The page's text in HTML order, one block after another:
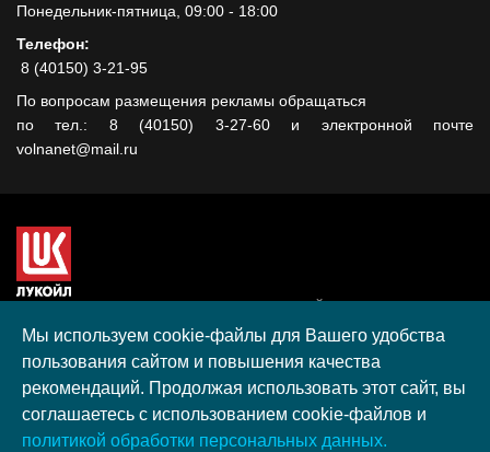
Понедельник-пятница, 09:00 - 18:00
Телефон:
8 (40150) 3-21-95
По вопросам размещения рекламы обращаться
по тел.: 8 (40150) 3-27-60 и электронной почте
volnanet@mail.ru
гранта, полученного в рамках XIII Конкурса социальных и
культурных проектов ПАО "ЛУКОЙЛ" на территории
Калининградской области в 2020 году
Согласие на обработку персональных данных
Разработка, поддержка и продвижение S-Media group
© 2026 МАУ «Редакция общественно-политической газеты
Мы используем cookie-файлы для Вашего удобства
пользования сайтом и повышения качества
рекомендаций. Продолжая использовать этот сайт, вы
соглашаетесь с использованием cookie-файлов и
политикой обработки персональных данных.